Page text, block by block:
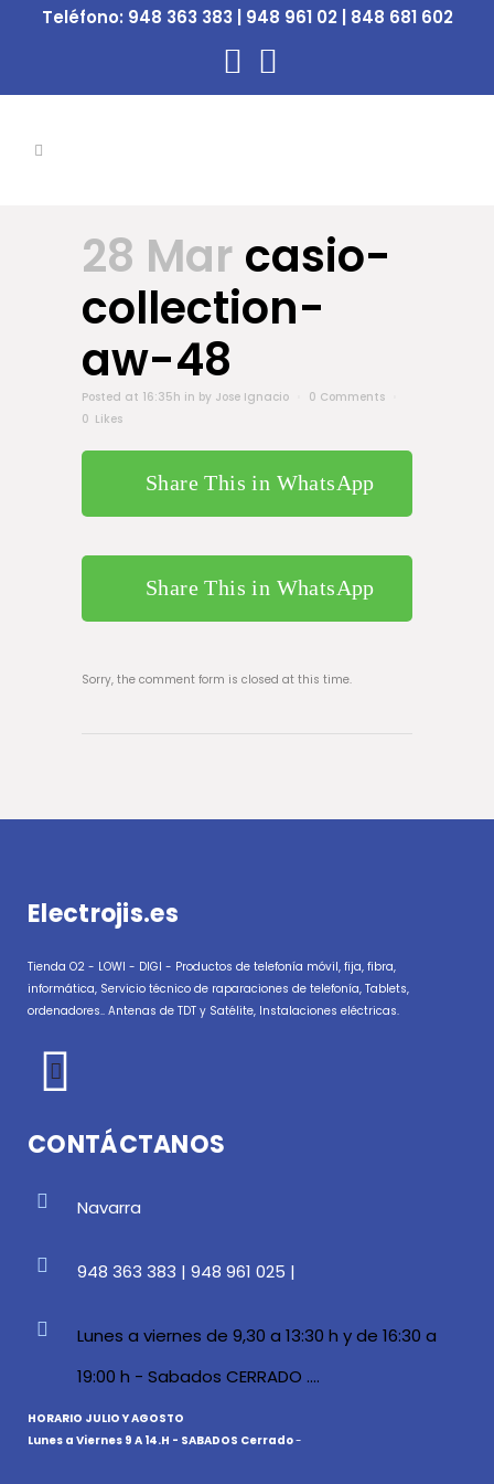
Teléfono: 948 363 383 | 948 961 02 | 848 681 602
28 Mar casio-
collection-
aw-48
Posted at 16:35h in by Jose Ignacio
0 Comments
0 Likes
Share This in WhatsApp
Share This in WhatsApp
Sorry, the comment form is closed at this time.
Electrojis.es
Tienda O2 - LOWI - DIGI - Productos de telefonía móvil, fija, fibra,
informática, Servicio técnico de raparaciones de telefonía, Tablets,
ordenadores.. Antenas de TDT y Satélite, Instalaciones eléctricas.
CONTÁCTANOS
Navarra
948 363 383 | 948 961 025 |
Lunes a viernes de 9,30 a 13:30 h y de 16:30 a
19:00 h - Sabados CERRADO ....
HORARIO JULIO Y AGOSTO
Lunes a Viernes 9 A 14.H - SABADOS Cerrado-